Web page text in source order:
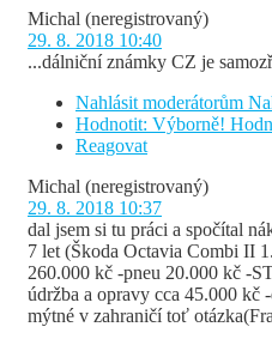
Michal (neregistrovaný)
29. 8. 2018 10:40
...dálniční známky CZ je
Nahlásit moderátorům
Hodnotit: Výborně!
Reagovat
Michal (neregistrovaný)
29. 8. 2018 10:37
dal jsem si tu práci a spočítal
7 let (Škoda Octavia Combi II
260.000 kč -pneu 20.000 kč -
údržba a opravy cca 45.000
mýtné v zahraničí toť